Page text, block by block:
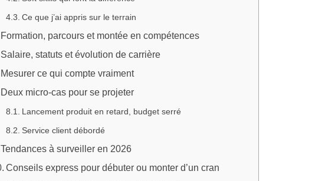
Ce que j’ai appris sur le terrain
Formation, parcours et montée en compétences
Salaire, statuts et évolution de carrière
Mesurer ce qui compte vraiment
Deux micro-cas pour se projeter
Lancement produit en retard, budget serré
Service client débordé
Tendances à surveiller en 2026
Conseils express pour débuter ou monter d’un cran